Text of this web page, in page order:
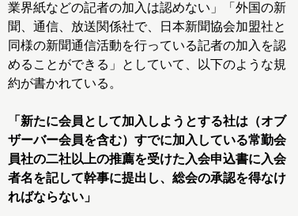
業界紙などの記者の加入は認めない」「外国の新
聞、通信、放送関係社で、日本新聞協会加盟社と
同様の新聞通信活動を行っている記者の加入を認
めることができる」としていて、以下のような規
約が書かれている。
「新たに会員として加入しようとする社は（オブ
ザーバー会員を含む）すでに加入している常勤会
員社の二社以上の推薦を受けた入会申込書に入会
者名を記して幹事に提出し、総会の承認を得なけ
ればならない」